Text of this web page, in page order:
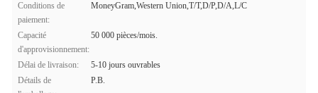
Conditions de
paiement:
MoneyGram,Western Union,T/T,D/P,D/A,L/C
Capacité
d'approvisionnement:
50 000 pièces/mois.
Délai de livraison:
5-10 jours ouvrables
Détails de
P.B.